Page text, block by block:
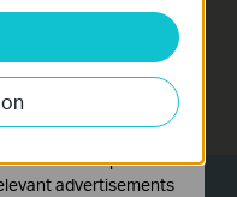
your activities on
adapt the
through our website
to create a profile of
advertisements